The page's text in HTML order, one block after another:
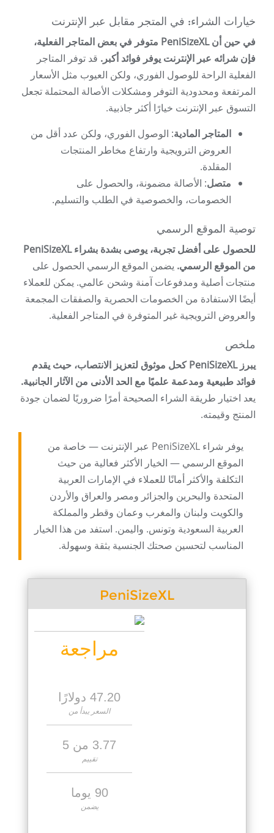
خيارات الشراء: في المتجر مقابل عبر الإنترنت
في حين أن PeniSizeXL متوفر في بعض المتاجر الفعلية،
فإن شرائه عبر الإنترنت يوفر فوائد أكبر. قد توفر المتاجر
الفعلية الراحة للوصول الفوري، ولكن العيوب مثل الأسعار
المرتفعة ومحدودية التوفر ومشكلات الأصالة المحتملة تجعل
التسوق عبر الإنترنت خيارًا أكثر جاذبية.
المتاجر المادية: الوصول الفوري، ولكن عدد أقل من
العروض الترويجية وارتفاع مخاطر المنتجات
المقلدة.
متصل: الأصالة مضمونة، والحصول على
الخصومات، والخصوصية في الطلب والتسليم.
توصية الموقع الرسمي
للحصول على أفضل تجربة، يوصى بشدة بشراء PeniSizeXL
من الموقع الرسمي. يضمن الموقع الرسمي الحصول على
منتجات أصلية ومدفوعات آمنة وشحن عالمي. يمكن للعملاء
أيضًا الاستفادة من الخصومات الحصرية والصفقات المجمعة
والعروض الترويجية غير المتوفرة في المتاجر الفعلية.
ملخص
يبرز PeniSizeXL كحل موثوق لتعزيز الانتصاب، حيث يقدم
فوائد طبيعية ومدعمة علميًا مع الحد الأدنى من الآثار الجانبية.
يعد اختيار طريقة الشراء الصحيحة أمرًا ضروريًا لضمان جودة
المنتج وقيمته.
يوفر شراء PeniSizeXL عبر الإنترنت — خاصة من
الموقع الرسمي — الخيار الأكثر فعالية من حيث
التكلفة والأكثر أمانًا للعملاء في الإمارات العربية
المتحدة والبحرين والجزائر ومصر والعراق والأردن
والكويت ولبنان والمغرب وعمان وقطر والمملكة
العربية السعودية وتونس. واليمن. استفد من هذا الخيار
المناسب لتحسين صحتك الجنسية بثقة وسهولة.
PeniSizeXL
مراجعة
47.20 دولارًا
السعر يبدأ من
3.77 من 5
تقييم
90 يوما
يضمن